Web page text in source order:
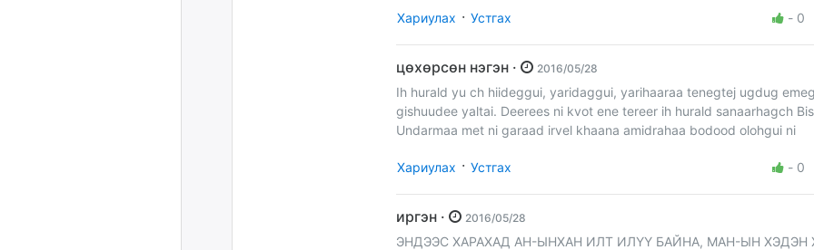
Хариулах · Устгах - 0
цөхөрсөн нэгэн · 2016/05/28
Ih hurald yu ch hiideggui, yaridaggui, yarihaaraa tenegtej ugdug
gishuudee yaltai. Deerees ni kvot ene tereer ih hurald sanaarhagch
Undarmaa met ni garaad irvel khaana amidrahaa bodood olohgui ni
Хариулах · Устгах - 0
иргэн · 2016/05/28
ЭНДЭЭС ХАРАХАД АН-ЫНХАН ИЛТ ИЛҮҮ БАЙНА, МАН-ЫН ХЭДЭН